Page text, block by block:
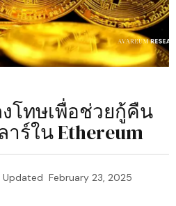
โทษเพื่อช่วยกู้คืน
ร์ใน Ethereum
Updated February 23, 2025